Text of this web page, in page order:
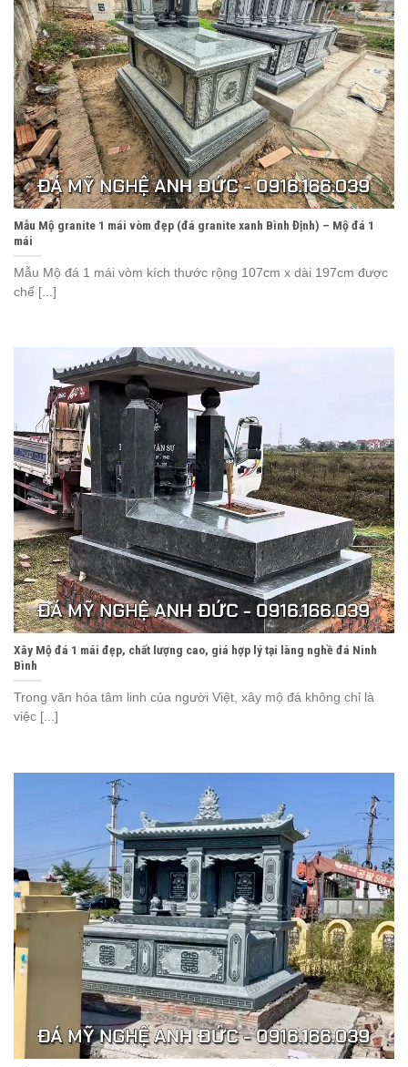
Mẫu Mộ granite 1 mái vòm đẹp (đá granite xanh Bình Định) – Mộ đá 1
mái
Mẫu Mộ đá 1 mái vòm kích thước rộng 107cm x dài 197cm được
chế [...]
Xây Mộ đá 1 mái đẹp, chất lượng cao, giá hợp lý tại làng nghề đá Ninh
Bình
Trong văn hóa tâm linh của người Việt, xây mộ đá không chỉ là
việc [...]